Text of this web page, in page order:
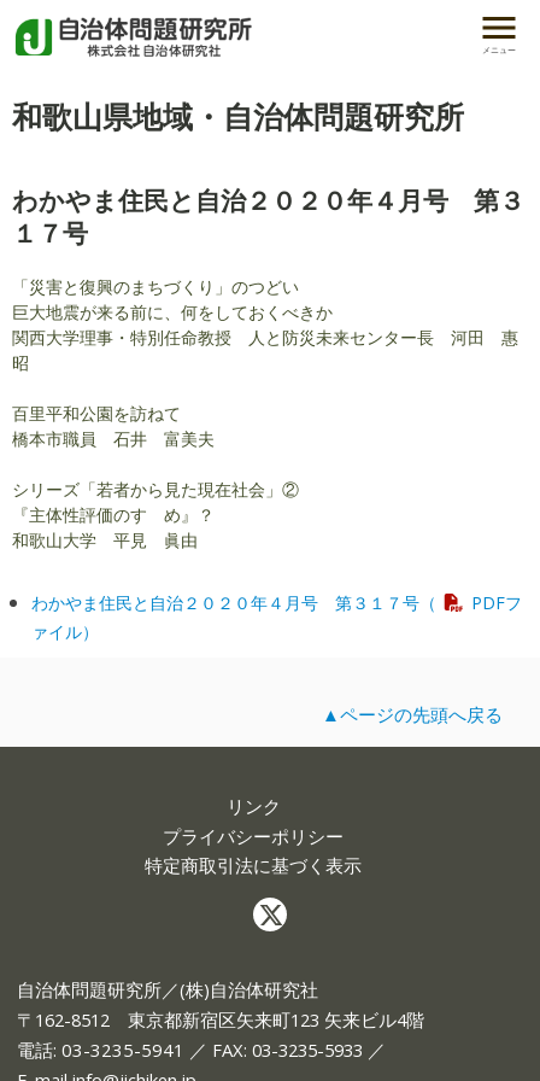
メニュー
和歌山県地域・自治体問題研究所
わかやま住民と自治２０２０年４月号 第３
１７号
「災害と復興のまちづくり」のつどい
巨大地震が来る前に、何をしておくべきか
関西大学理事・特別任命教授 人と防災未来センター長 河田 惠
昭
百里平和公園を訪ねて
橋本市職員 石井 富美夫
シリーズ「若者から見た現在社会」②
『主体性評価のすゝめ』？
和歌山大学 平見 眞由
わかやま住民と自治２０２０年４月号 第３１７号（
PDFフ
ァイル）
▲ページの先頭へ戻る
リンク
プライバシーポリシー
特定商取引法に基づく表示
自治体問題研究所／(株)自治体研究社
〒162-8512 東京都新宿区矢来町123 矢来ビル4階
電話: 03-3235-5941 ／ FAX: 03-3235-5933 ／